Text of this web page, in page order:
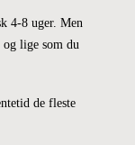
4-8 uger. Men
lige som du
de fleste